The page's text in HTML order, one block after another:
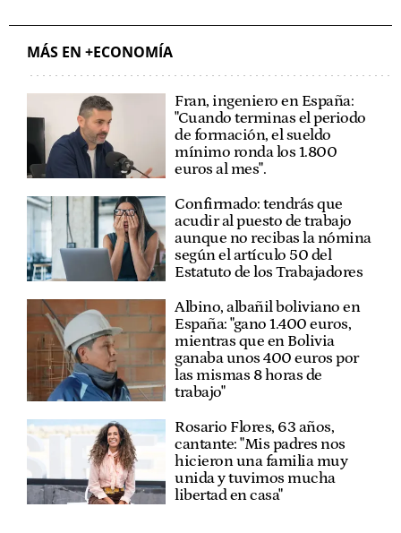
MÁS EN +ECONOMÍA
Fran, ingeniero en España:
"Cuando terminas el periodo
de formación, el sueldo
mínimo ronda los 1.800
euros al mes".
Confirmado: tendrás que
acudir al puesto de trabajo
aunque no recibas la nómina
según el artículo 50 del
Estatuto de los Trabajadores
Albino, albañil boliviano en
España: "gano 1.400 euros,
mientras que en Bolivia
ganaba unos 400 euros por
las mismas 8 horas de
trabajo"
Rosario Flores, 63 años,
cantante: "Mis padres nos
hicieron una familia muy
unida y tuvimos mucha
libertad en casa"